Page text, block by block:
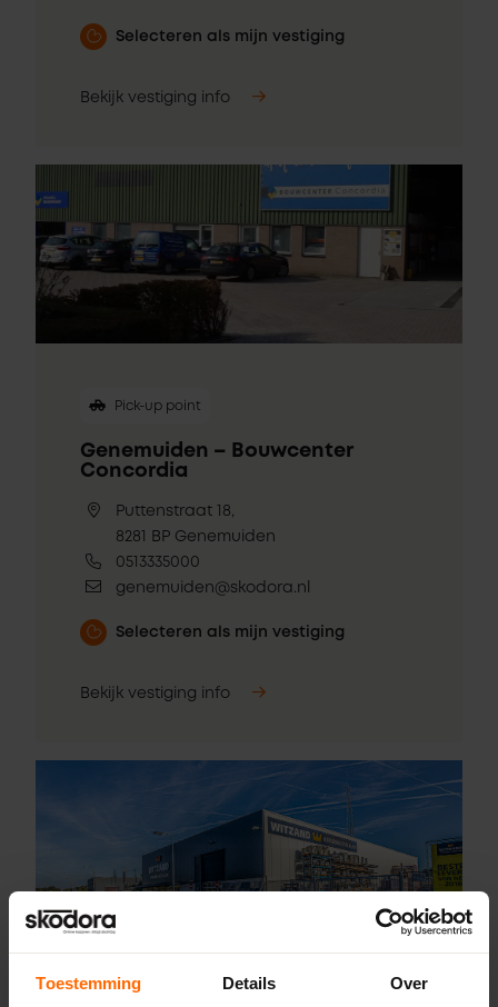
Toestemming Details Over
Selecteren als mijn vestiging
Bekijk vestiging info
Pick-up point
Genemuiden – Bouwcenter
Concordia
Puttenstraat 18,
8281 BP Genemuiden
0513335000
genemuiden@skodora.nl
Selecteren als mijn vestiging
Bekijk vestiging info